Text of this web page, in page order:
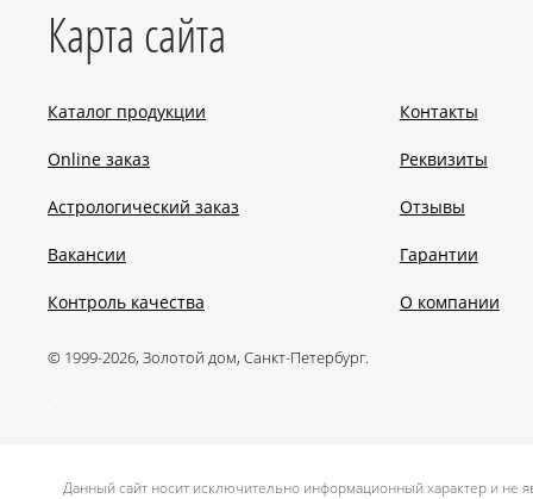
Карта сайта
Каталог продукции
Online заказ
Астрологический заказ
Вакансии
Контроль качества
Контакты
Реквизиты
Отзывы
Гарантии
О компании
© 1999-2026, Золотой дом, Санкт-Петербург.
Данный сайт носит исключительно информационный характер и не